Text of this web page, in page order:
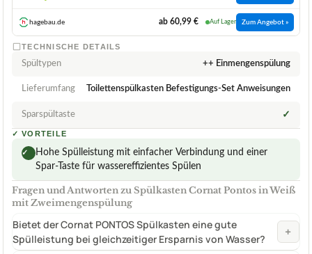
hagebau.de ab 60,99 € Auf Lager Zum Angebot »
TECHNISCHE DETAILS
Spültypen ++ Einmengenspülung
Lieferumfang Toilettenspülkasten Befestigungs-Set Anweisungen
Sparspültaste ✓
✓ VORTEILE
✓
Hohe Spülleistung mit einfacher Verbindung und einer
Spar-Taste für wassereffizientes Spülen
Fragen und Antworten zu Spülkasten Cornat Pontos in Weiß
mit Zweimengenspülung
Bietet der Cornat PONTOS Spülkasten eine gute
Spülleistung bei gleichzeitiger Ersparnis von Wasser?
+